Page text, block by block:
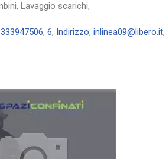
Lavaggio scarichi,
, 6, Indirizzo, inlinea09@libero.it,